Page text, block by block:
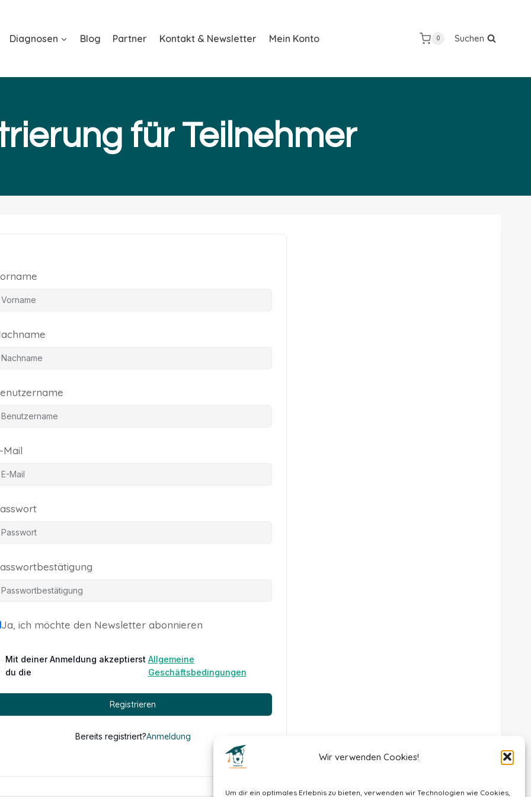
Wir verwenden Cookies!
Um dir ein optimales Erlebnis zu bieten, verwenden wir Technologien wie Cookies,
Diagnosen Blog Partner Kontakt & Newsletter Mein Konto 0 Suchen
für Teilnehmer
Mail
Ja, ich möchte den Newsletter abonnieren
Mit deiner Anmeldung akzeptierst
du die
Allgemeine
Geschäftsbedingungen
Registrieren
Bereits registriert?Anmeldung